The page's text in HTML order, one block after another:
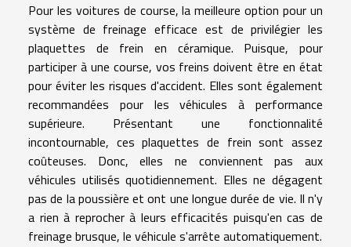
Pour les voitures de course, la meilleure option pour un
système de freinage efficace est de privilégier les
plaquettes de frein en céramique. Puisque, pour
participer à une course, vos freins doivent être en état
pour éviter les risques d'accident. Elles sont également
recommandées pour les véhicules à performance
supérieure. Présentant une fonctionnalité
incontournable, ces plaquettes de frein sont assez
coûteuses. Donc, elles ne conviennent pas aux
véhicules utilisés quotidiennement. Elles ne dégagent
pas de la poussière et ont une longue durée de vie. Il n'y
a rien à reprocher à leurs efficacités puisqu'en cas de
freinage brusque, le véhicule s'arrête automatiquement.